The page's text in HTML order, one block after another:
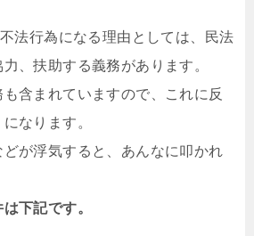
法行為になる理由としては、民法
、扶助する義務があります。
含まれていますので、これに反
になります。
が浮気すると、あんなに叩かれ
下記です。